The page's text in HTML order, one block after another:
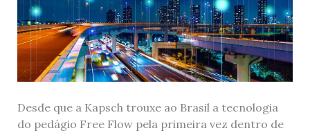
Desde que a Kapsch trouxe ao Brasil a tecnologia
do pedágio Free Flow pela primeira vez dentro de